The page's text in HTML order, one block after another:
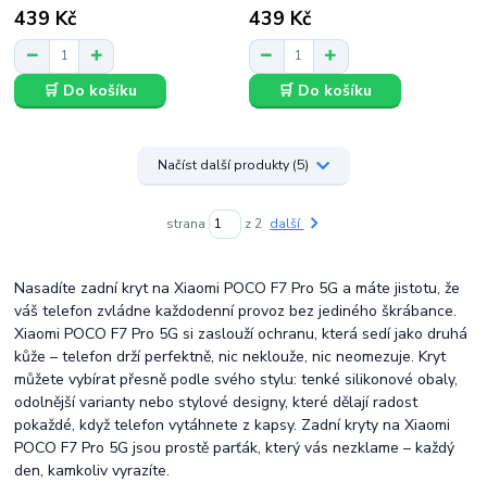
439 Kč
🛒 Do košíku
439 Kč
🛒 Do košíku
Načíst další produkty (5)
strana z 2 další
Nasadíte zadní kryt na Xiaomi POCO F7 Pro 5G a máte jistotu, že
váš telefon zvládne každodenní provoz bez jediného škrábance.
Xiaomi POCO F7 Pro 5G si zaslouží ochranu, která sedí jako druhá
kůže – telefon drží perfektně, nic neklouže, nic neomezuje. Kryt
můžete vybírat přesně podle svého stylu: tenké silikonové obaly,
odolnější varianty nebo stylové designy, které dělají radost
pokaždé, když telefon vytáhnete z kapsy. Zadní kryty na Xiaomi
POCO F7 Pro 5G jsou prostě parťák, který vás nezklame – každý
den, kamkoliv vyrazíte.